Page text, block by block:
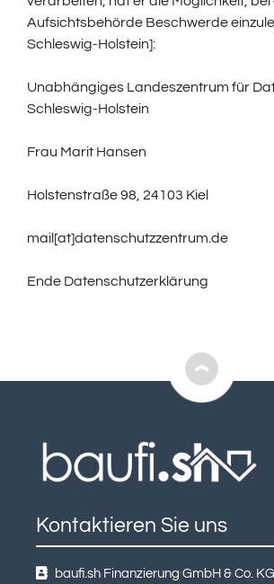
Aufsichtsbehörde Beschwerde
Schleswig-Holstein]:
Unabhängiges Landeszentrum für
Schleswig-Holstein
Frau Marit Hansen
Holstenstraße 98, 24103 Kiel
mail[at]datenschutzzentrum.de
Ende Datenschutzerklärung
Kontaktieren Sie uns
baufi.sh Finanzierung GmbH & Co. KG